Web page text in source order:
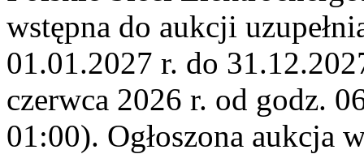
wstępna do aukcji
01.01.2027 r. do
czerwca 2026 r. od godz.
01:00). Ogłoszona aukcja